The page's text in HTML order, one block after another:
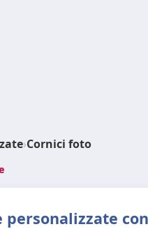
›Cornici foto
personalizzate